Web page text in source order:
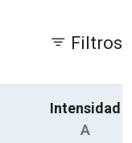
Filtros
Intensidad
A